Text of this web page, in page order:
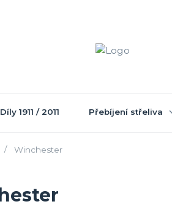
Díly 1911 / 2011 Přebíjení střeliva
Winchester